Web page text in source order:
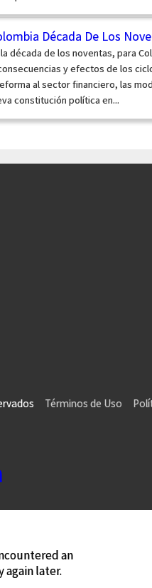
Década De Los
década de los noventas, para
y efectos de los
al sector financiero, las
constitución política en...
Términos de Uso
an
again later.